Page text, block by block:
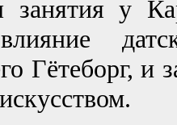
занятия у
Гётеборг, и